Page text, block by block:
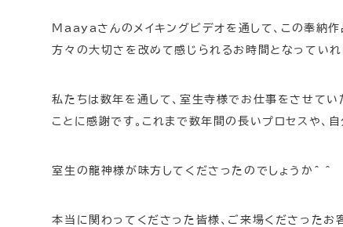
Maayaさんのメイキングビデオを通して、この奉納
方々の大切さを改めて感じられるお時間となっていれ
私たちは数年を通して、室生寺様でお仕事をさせてい
ことに感謝です。これまで数年間の長いプロセスや、
室生の龍神様が味方してくださったのでしょうか^ ^
本当に関わってくださった皆様、ご来場くださったお